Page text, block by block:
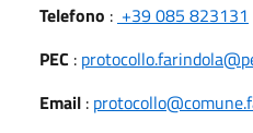
Telefono : +39 085 823131
PEC :
Email :